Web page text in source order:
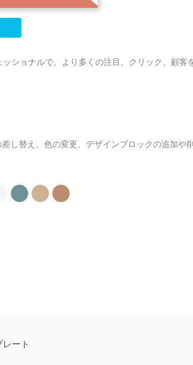
ショナルで、より多くの注目、クリック、顧客
し替え、色の変更、デザインブロックの追加や
ート